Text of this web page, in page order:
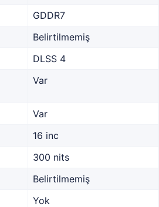
GDDR7
Belirtilmemiş
DLSS 4
Var
Var
16 inc
300 nits
Belirtilmemiş
Yok